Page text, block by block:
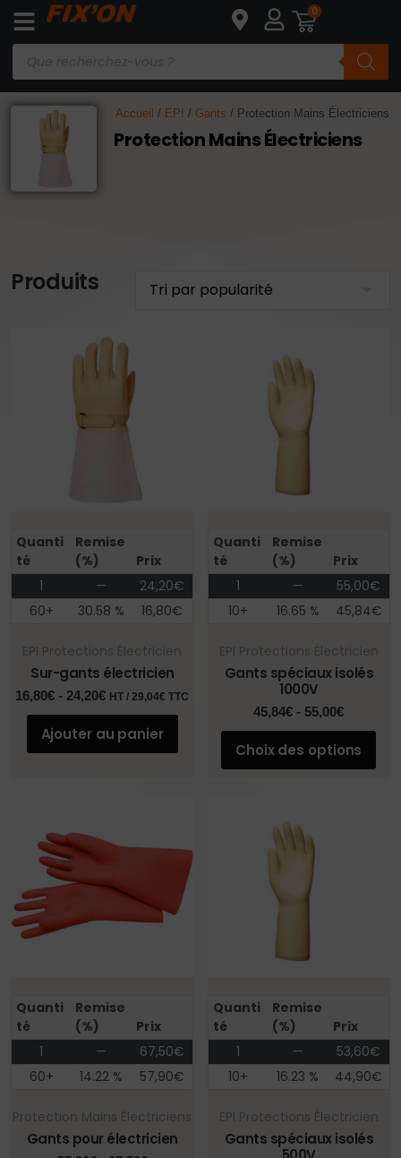
0
Accueil / EPI / Gants / Protection Mains Électriciens
Protection Mains Électriciens
Produits
Quanti
té
Remise
(%)
Prix
1
— 24,20€
60+
30.58 % 16,80€
EPI Protections Électricien
Sur-gants électricien
16,80€ -24,20€ HT /29,04€ TTC
Ajouter au panier
Quanti
té
Remise
(%)
Prix
1
— 55,00€
10+
16.65 % 45,84€
EPI Protections Électricien
Gants spéciaux isolés
1000V
45,84€ - 55,00€
Choix des options
Quanti
té
Remise
(%)
Prix
1
— 67,50€
60+
14.22 % 57,90€
Protection Mains Électriciens
Gants pour électricien
Quanti
té
Remise
(%)
Prix
1
— 53,60€
10+
16.23 % 44,90€
EPI Protections Électricien
Gants spéciaux isolés